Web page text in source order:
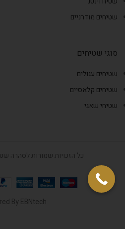
שטיחים מודרניים
סוגי שטיחים
שטיחים עגולים
שטיחים קלאסיים
שטיחי שאגי
כל הזכויות שמורות לסהרה
By EBNtech